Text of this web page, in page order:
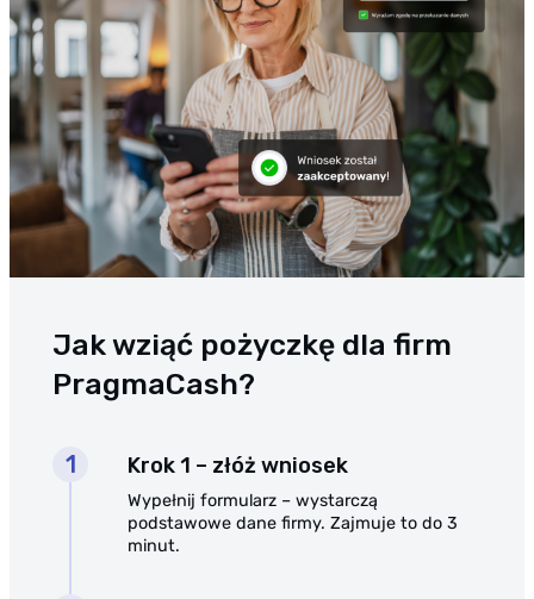
Jak wziąć pożyczkę dla firm
PragmaCash?
Krok 1 – złóż wniosek
Wypełnij formularz – wystarczą
podstawowe dane firmy. Zajmuje to do 3
minut.